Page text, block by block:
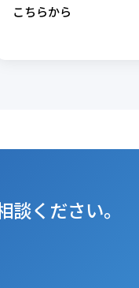
こちらから
談ください。